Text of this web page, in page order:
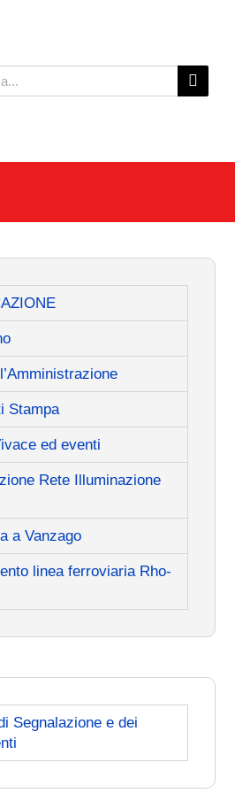
Stampa
ed eventi
Rete Illuminazione
a Vanzago
linea ferroviaria Rho-
Segnalazione e dei